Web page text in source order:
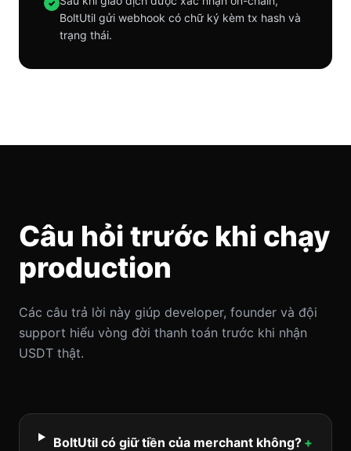
✓
BoltUtil gửi webhook có chữ ký kèm tx hash và
trạng thái.
Câu hỏi trước khi chạy
production
Các câu trả lời này giúp developer, founder và đội
support hiểu vòng đời thanh toán trước khi nhận
USDT thật.
BoltUtil có giữ tiền của merchant không? +